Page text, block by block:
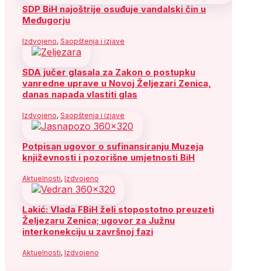
SDP BiH najoštrije osuđuje vandalski čin u
Međugorju
Izdvojeno, Saopštenja i izjave
SDA jučer glasala za Zakon o postupku
vanredne uprave u Novoj Željezari Zenica,
danas napada vlastiti glas
Izdvojeno, Saopštenja i izjave
Potpisan ugovor o sufinansiranju Muzeja
književnosti i pozorišne umjetnosti BiH
Aktuelnosti, Izdvojeno
Lakić: Vlada FBiH želi stopostotno preuzeti
Željezaru Zenica; ugovor za Južnu
interkonekciju u završnoj fazi
Aktuelnosti, Izdvojeno